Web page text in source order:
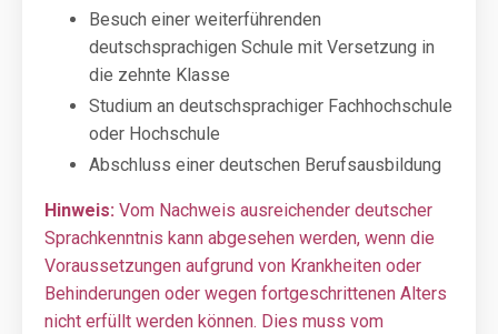
Besuch einer weiterführenden
deutschsprachigen Schule mit Versetzung in
die zehnte Klasse
Studium an deutschsprachiger Fachhochschule
oder Hochschule
Abschluss einer deutschen Berufsausbildung
Hinweis: Vom Nachweis ausreichender deutscher
Sprachkenntnis kann abgesehen werden, wenn die
Voraussetzungen aufgrund von Krankheiten oder
Behinderungen oder wegen fortgeschrittenen Alters
nicht erfüllt werden können. Dies muss vom